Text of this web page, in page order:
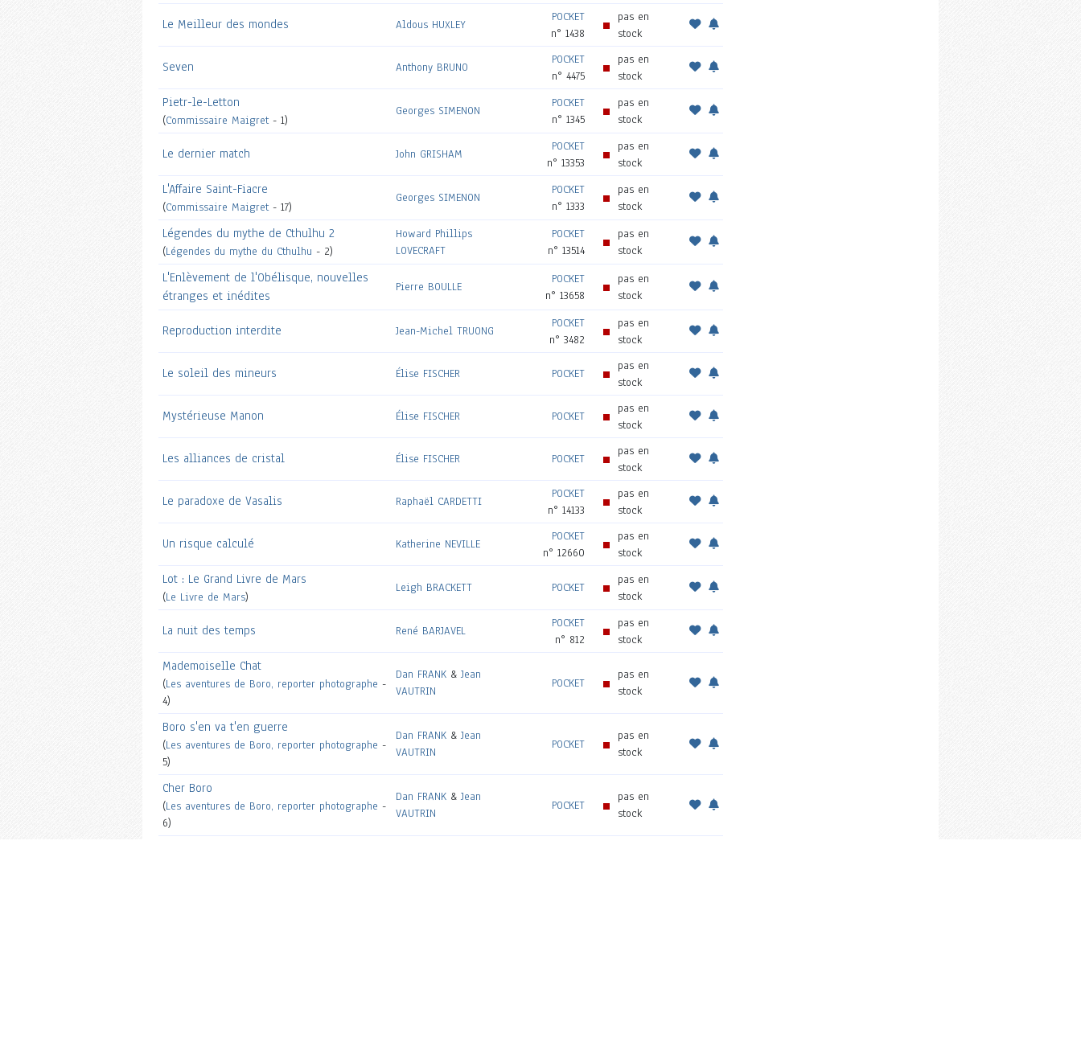
Le Meilleur des mondes Aldous HUXLEY
POCKET
n° 1438
pas en
stock
Seven Anthony BRUNO
POCKET
n° 4475
pas en
stock
Pietr-le-Letton
(Commissaire Maigret- 1)
Georges SIMENON
POCKET
n° 1345
pas en
stock
Le dernier match John GRISHAM
POCKET
n° 13353
pas en
stock
L'Affaire Saint-Fiacre
(Commissaire Maigret- 17)
Georges SIMENON
POCKET
n° 1333
pas en
stock
Légendes du mythe de Cthulhu 2
(Légendes du mythe du Cthulhu - 2)
Howard Phillips
LOVECRAFT
POCKET
n° 13514
pas en
stock
L'Enlèvement de l'Obélisque, nouvelles
étranges et inédites
Pierre BOULLE
POCKET
n° 13658
pas en
stock
Reproduction interdite Jean-Michel TRUONG
POCKET
n° 3482
pas en
stock
Le soleil des mineurs Élise FISCHER POCKET
pas en
stock
Mystérieuse Manon Élise FISCHER POCKET
pas en
stock
Les alliances de cristal Élise FISCHER POCKET
pas en
stock
Le paradoxe de Vasalis Raphaël CARDETTI
POCKET
n° 14133
pas en
stock
Un risque calculé Katherine NEVILLE
POCKET
n° 12660
pas en
stock
Lot : Le Grand Livre de Mars
(Le Livre de Mars)
Leigh BRACKETT POCKET
pas en
stock
La nuit des temps René BARJAVEL
POCKET
n° 812
pas en
stock
Mademoiselle Chat
(Les aventures de Boro, reporter photographe -
4)
Dan FRANK &Jean
VAUTRIN
POCKET
pas en
stock
Boro s'en va t'en guerre
(Les aventures de Boro, reporter photographe -
5)
Dan FRANK &Jean
VAUTRIN
POCKET
pas en
stock
Cher Boro
(Les aventures de Boro, reporter photographe -
6)
Dan FRANK &Jean
VAUTRIN
POCKET
pas en
stock